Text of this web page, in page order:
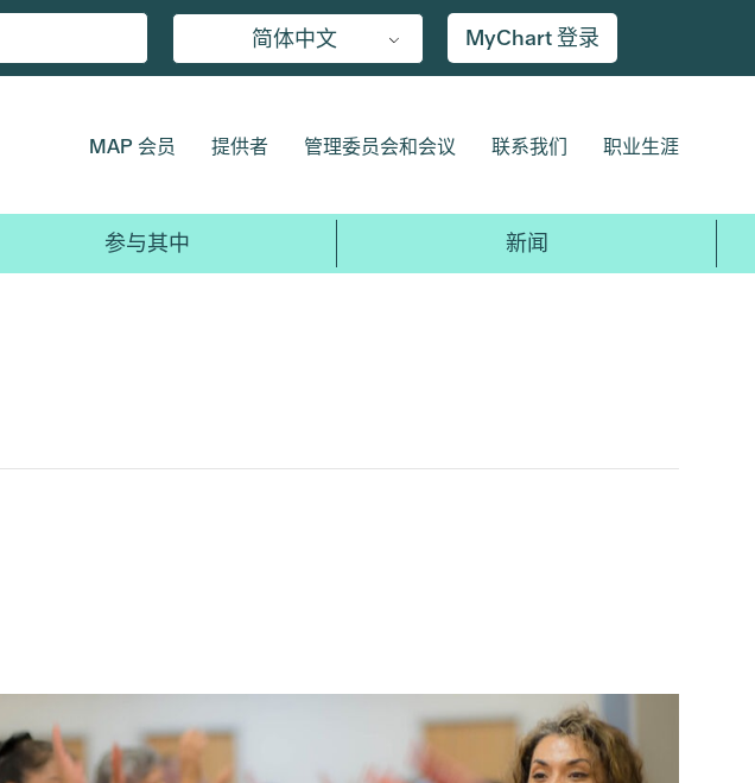
简体中文 MyChart 登录
MAP 会员 提供者 管理委员会和会议 联系我们 职业生涯
参与其中 新闻